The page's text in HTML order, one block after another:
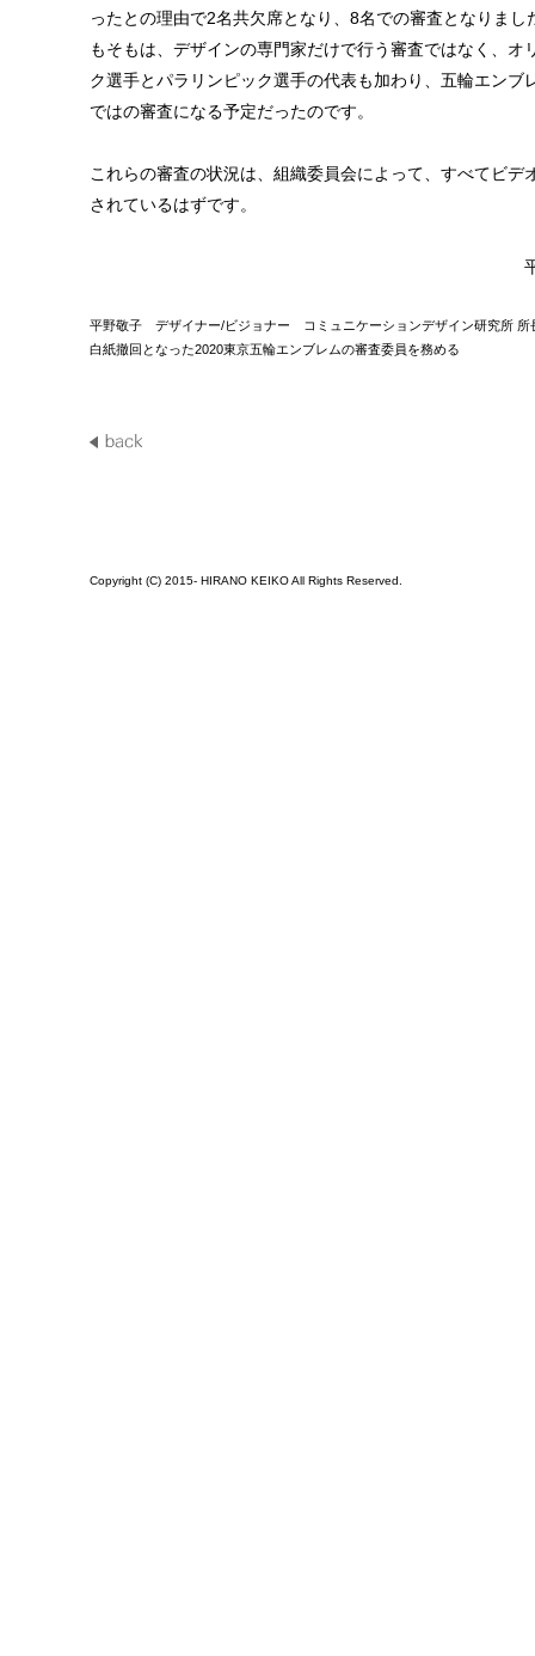
ったとの理由で2名共欠席となり、8名での審査となりまし
もそもは、デザインの専門家だけで行う審査ではなく、オ
ク選手とパラリンピック選手の代表も加わり、五輪エンブ
ではの審査になる予定だったのです。
これらの審査の状況は、組織委員会によって、すべてビデ
されているはずです。
平野敬子 デザイナー/ビジョナー コミュニケーションデザイン研究所 所
白紙撤回となった2020東京五輪エンブレムの審査委員を務める
Copyright (C) 2015- HIRANO KEIKO All Rights Reserved.